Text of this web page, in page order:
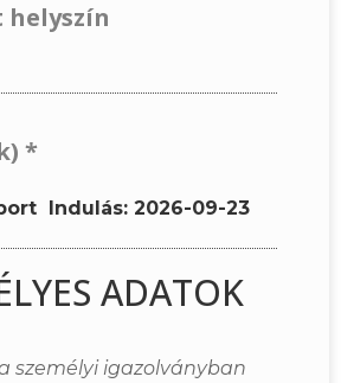
*
Indulás: 2026-09-23
ADATOK
személyi igazolványban